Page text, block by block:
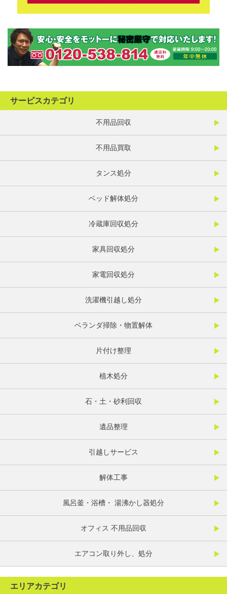
サービスカテゴリ
不用品回収
不用品買取
タンス処分
ベッド解体処分
冷蔵庫回収処分
家具回収処分
家電回収処分
洗濯機引越し処分
ベランダ掃除・物置解体
片付け整理
植木処分
石・土・砂利回収
遺品整理
引越しサービス
解体工事
風呂釜・浴槽・ 湯沸かし器処分
オフィス 不用品回収
エアコン取り外し、処分
エリアカテゴリ